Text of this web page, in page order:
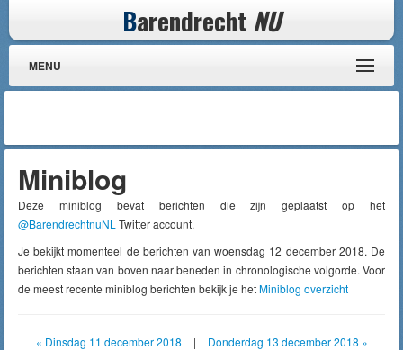
Barendrecht NU
MENU
Miniblog
Deze miniblog bevat berichten die zijn geplaatst op het
@BarendrechtnuNL Twitter account.
Je bekijkt momenteel de berichten van woensdag 12 december 2018. De
berichten staan van boven naar beneden in chronologische volgorde. Voor
de meest recente miniblog berichten bekijk je hetMiniblog overzicht
« Dinsdag 11 december 2018 | Donderdag 13 december 2018 »